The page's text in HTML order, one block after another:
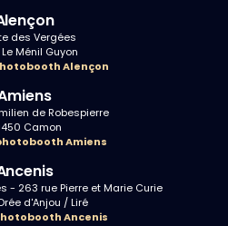
des Vergées
Le Ménil Guyon
Alençon
de Robespierre
Camon
Amiens
- 263 rue Pierre et Marie Curie
d'Anjou / Liré
Ancenis